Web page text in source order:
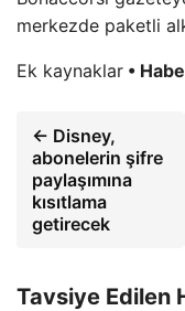
merkezde paketli
Ek kaynaklar •
← Disney,
abonelerin şifre
paylaşımına
kısıtlama
getirecek
Tavsiye Edilen